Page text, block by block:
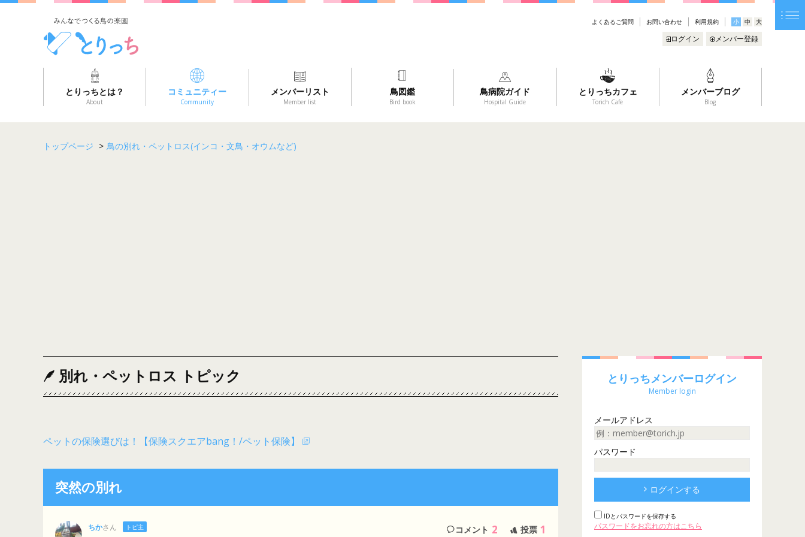
よくあるご質問 お問い合わせ 利用規約 小 中 大
ログイン メンバー登録
とりっちとは？
About
コミュニティー
Community
メンバーリスト
Member list
鳥図鑑
Bird book
鳥病院ガイド
Hospital Guide
とりっちカフェ
Torich Cafe
メンバーブログ
Blog
トップページ > 鳥の別れ・ペットロス(インコ・文鳥・オウムなど)
別れ・ペットロス トピック
ペットの保険選びは！【保険スクエアbang！/ペット保険】
突然の別れ
ちかさん トピ主 コメント 2 投票 1
とりっちメンバーログイン
Member login
メールアドレス
パスワード
ログインする
IDとパスワードを保存する
パスワードをお忘れの方はこちら